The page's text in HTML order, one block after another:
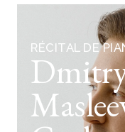
RÉCITAL DE